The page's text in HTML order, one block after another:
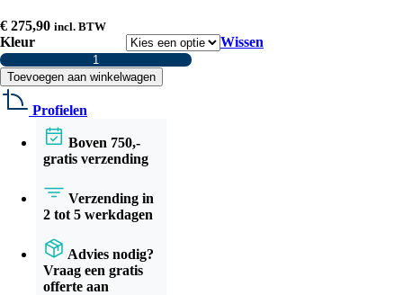
€ 275,90 incl. BTW
Kleur
Wissen
Sandwichpaneel
PVC/PVC
3000
Toevoegen aan winkelwagen
Profielen
Boven 750,-
gratis verzending
Verzending in
2 tot 5 werkdagen
Advies nodig?
Vraag een gratis
offerte aan